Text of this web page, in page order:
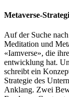
Metaverse-
Auf der Suche
Meditation und
«Iamverse», die
entwicklung hat.
schreibt ein
Strategie des
Anklang. Zwei